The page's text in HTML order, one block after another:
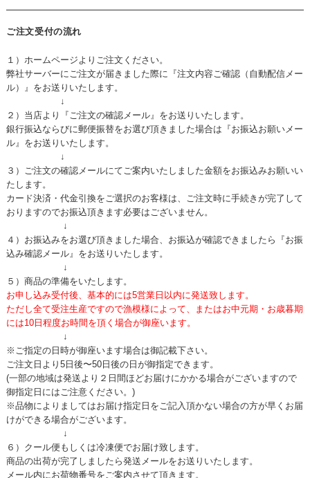
ご注文受付の流れ
１）ホームページよりご注文ください。
弊社サーバーにご注文が届きました際に『注文内容ご確認（自動配信メー
ル）』をお送りいたします。
↓
２）当店より『ご注文の確認メール』をお送りいたします。
銀行振込ならびに郵便振替をお選び頂きました場合は『お振込お願いメー
ル』をお送りいたします。
↓
３）ご注文の確認メールにてご案内いたしました金額をお振込みお願いい
たします。
カード決済・代金引換をご選択のお客様は、ご注文時に手続きが完了して
おりますのでお振込頂きます必要はございません。
↓
４）お振込みをお選び頂きました場合、お振込が確認できましたら『お振
込み確認メール』をお送りいたします。
↓
５）商品の準備をいたします。
お申し込み受付後、基本的には5営業日以内に発送致します。
ただし全て受注生産ですので漁模様によって、またはお中元期・お歳暮期
には10日程度お時間を頂く場合が御座います。
↓
※ご指定の日時が御座います場合は御記載下さい。
ご注文日より5日後〜50日後の日が御指定できます。
(一部の地域は発送より２日間ほどお届けにかかる場合がございますので
御指定日にはご注意ください。)
※品物によりましてはお届け指定日をご記入頂かない場合の方が早くお届
けができる場合がございます。
↓
６）クール便もしくは冷凍便でお届け致します。
商品の出荷が完了しましたら発送メールをお送りいたします。
メール内にお荷物番号をご案内させて頂きます。